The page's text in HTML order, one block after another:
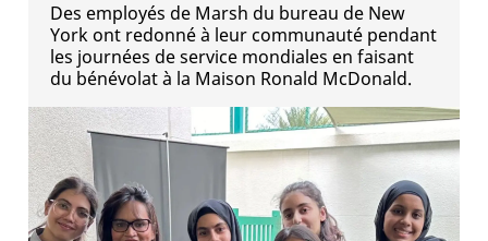
Des employés de Marsh du bureau de New
York ont redonné à leur communauté pendant
les journées de service mondiales en faisant
du bénévolat à la Maison Ronald McDonald.